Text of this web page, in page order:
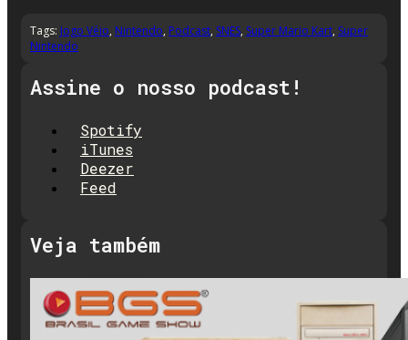
Tags: Jogo Véio, Nintendo, Podcast, SNES, Super Mario Kart, Super
Nintendo
Assine o nosso podcast!
Spotify
iTunes
Deezer
Feed
Veja também